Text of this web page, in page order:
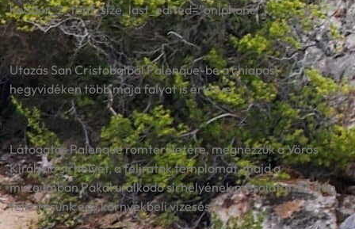
header_2_font_size_last_edited=”on|phone”]
9. nap
Utazás San Cristobalból Palenque-be a chiapasi
hegyvidéken több maja falvat is érintve.
10. nap
Látogatás Palenque romterületére, megnézzük a Vörös
Királynő sírhelyét, a feliratok templomát, majd a
múzeumban Pakal uralkodó sírhelyének másolatát. Ezután
felkeresünk egy környékbeli vízesést.